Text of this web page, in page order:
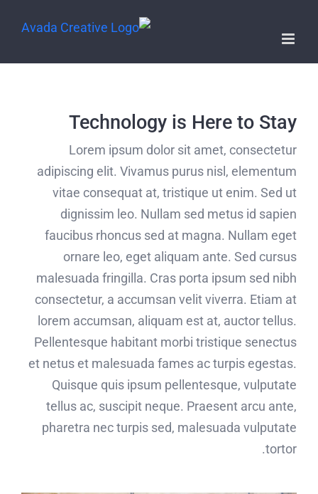
Technology is Here to Stay
Lorem ipsum dolor sit amet, consectetur
adipiscing elit. Vivamus purus nisl, elementum
vitae consequat at, tristique ut enim. Sed ut
dignissim leo. Nullam sed metus id sapien
faucibus rhoncus sed at magna. Nullam eget
ornare leo, eget aliquam ante. Sed cursus
malesuada fringilla. Cras porta ipsum sed nibh
consectetur, a accumsan velit viverra. Etiam at
lorem accumsan, aliquam est at, auctor tellus.
Pellentesque habitant morbi tristique senectus
et netus et malesuada fames ac turpis egestas.
Quisque quis ipsum pellentesque, vulputate
tellus ac, suscipit neque. Praesent arcu ante,
pharetra nec turpis sed, malesuada vulputate
tortor.